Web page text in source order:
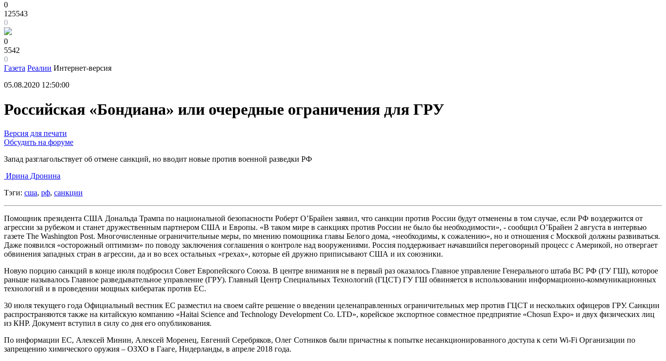
0
125543
0
0
5542
0
Газета Реалии Интернет-версия
05.08.2020 12:50:00
Российская «Бондиана» или очередные ограничения для ГРУ
Версия для печати
Обсудить на форуме
Запад разглагольствует об отмене санкций, но вводит новые против военной разведки РФ
Ирина Дронина
Тэги: сша, рф, санкции
Помощник президента США Дональда Трампа по национальной безопасности Роберт О’Брайен заявил, что санкции против России будут отменены в том случае, если РФ воздержится от
агрессии за рубежом и станет дружественным партнером США и Европы. «В таком мире в санкциях против России не было бы необходимости», - сообщил О’Брайен 2 августа в интервью
газете The Washington Post. Многочисленные ограничительные меры, по мнению помощника главы Белого дома, «необходимы, к сожалению», но и отношения с Москвой должны развиваться.
Даже появился «осторожный оптимизм» по поводу заключения соглашения о контроле над вооружениями. Россия поддерживает начавшийся переговорный процесс с Америкой, но отвергает
обвинения западных стран в агрессии, да и во всех остальных «грехах», которые ей дружно приписывают США и их союзники.
Новую порцию санкций в конце июля подбросил Совет Европейского Союза. В центре внимания не в первый раз оказалось Главное управление Генерального штаба ВС РФ (ГУ ГШ), которое
раньше называлось Главное разведывательное управление (ГРУ). Главный Центр Специальных Технологий (ГЦСТ) ГУ ГШ обвиняется в использовании информационно-коммуникационных
технологий и в проведении мощных кибератак против ЕС.
30 июля текущего года Официальный вестник ЕС разместил на своем сайте решение о введении целенаправленных ограничительных мер против ГЦСТ и нескольких офицеров ГРУ. Санкции
распространяются также на китайскую компанию «Haitai Science and Technology Development Co. LTD», корейское экспортное совместное предприятие «Chosun Expo» и двух физических лиц
из КНР. Документ вступил в силу со дня его опубликования.
По информации ЕС, Алексей Минин, Алексей Моренец, Евгений Серебряков, Олег Сотников были причастны к попытке несанкционированного доступа к сети Wi-Fi Организации по
запрещению химического оружия – ОЗХО в Гааге, Нидерланды, в апреле 2018 года.